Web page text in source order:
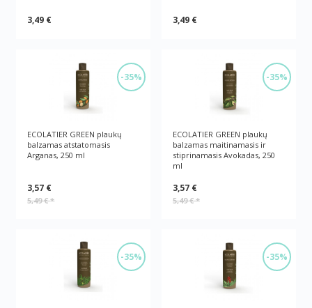
3,49 € 3,49 €
-35%
ECOLATIER GREEN plaukų
balzamas atstatomasis
Arganas, 250 ml
3,57 €
5,49 €*
-35%
ECOLATIER GREEN plaukų
balzamas maitinamasis ir
stiprinamasis Avokadas, 250
ml
3,57 €
5,49 €*
-35% -35%